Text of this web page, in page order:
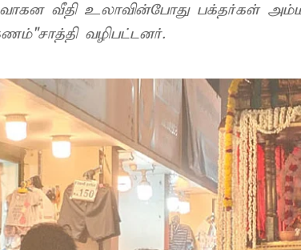
வாகன வீதி உலாவின்போது பக்தர்கள்
வழிபட்டனர்.